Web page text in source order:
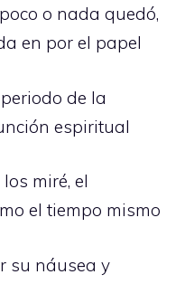
o nada quedó,
en por el papel
de la
espiritual
miré, el
el tiempo mismo
su náusea y